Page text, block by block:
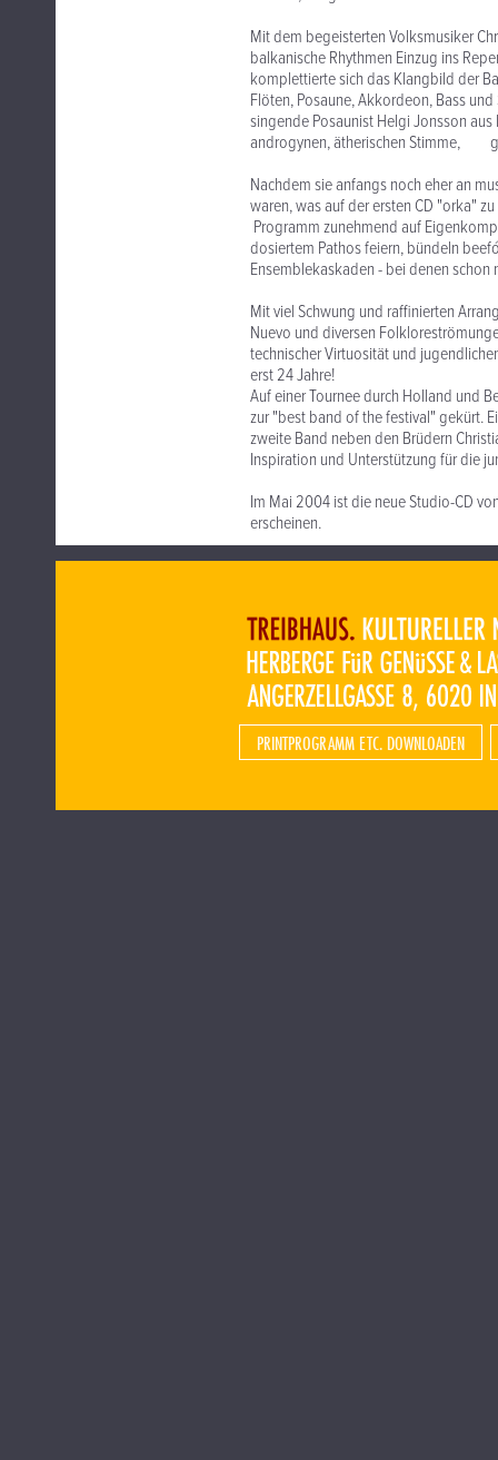
Mit dem begeisterten Volksmusiker
balkanische Rhythmen Einzug ins
komplettierte sich das Klangbild der
Flöten, Posaune, Akkordeon, Bass
singende Posaunist Helgi Jonsson
androgynen, ätherischen Stimme,
Nachdem sie anfangs noch eher an
waren, was auf der ersten CD "orka"
Programm zunehmend auf
dosiertem Pathos feiern, bündeln
Ensemblekaskaden - bei denen
Mit viel Schwung und raffinierten
Nuevo und diversen
technischer Virtuosität und
erst 24 Jahre!
Auf einer Tournee durch Holland
zur "best band of the festival" gekürt.
zweite Band neben den Brüdern
Inspiration und Unterstützung für die
Im Mai 2004 ist die neue Studio-CD
erscheinen.
PRINTPROGRAMM ETC. DOWNLOADEN